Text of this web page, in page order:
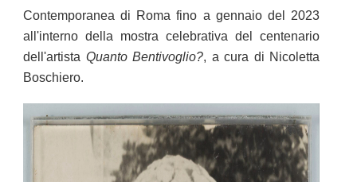
Contemporanea di Roma fino a gennaio del 2023
all'interno della mostra celebrativa del centenario
dell'artista Quanto Bentivoglio?, a cura di Nicoletta
Boschiero.